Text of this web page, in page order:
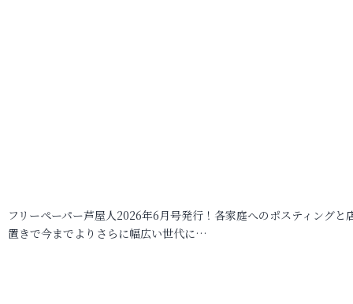
フリーペーパー芦屋人2026年6月号発行！各家庭へのポスティングと
置きで今までよりさらに幅広い世代に…